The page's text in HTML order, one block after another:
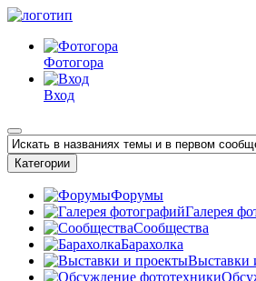
Фотогора
Вход
Категории
Форумы
Галерея
Сообщества
Барахолка
Выставки